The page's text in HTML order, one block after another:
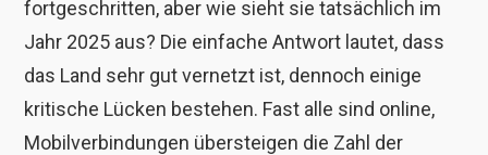
fortgeschritten, aber wie sieht sie tatsächlich im
Jahr 2025 aus? Die einfache Antwort lautet, dass
das Land sehr gut vernetzt ist, dennoch einige
kritische Lücken bestehen. Fast alle sind online,
Mobilverbindungen übersteigen die Zahl der